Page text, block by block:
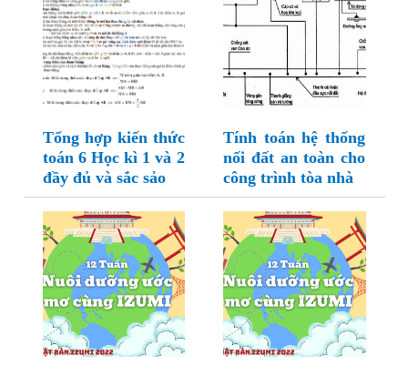
Tổng hợp kiến thức
toán 6 Học kì 1 và 2
đầy đủ và sắc sảo
Tính toán hệ thống
nối đất an toàn cho
công trình tòa nhà